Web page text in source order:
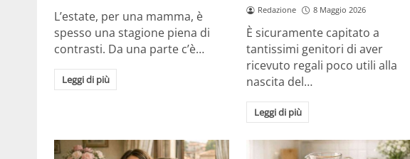
L’estate, per una mamma, è
spesso una stagione piena di
contrasti. Da una parte c’è…
Leggi di più
Redazione 8 Maggio 2026
È sicuramente capitato a
tantissimi genitori di aver
ricevuto regali poco utili alla
nascita del…
Leggi di più